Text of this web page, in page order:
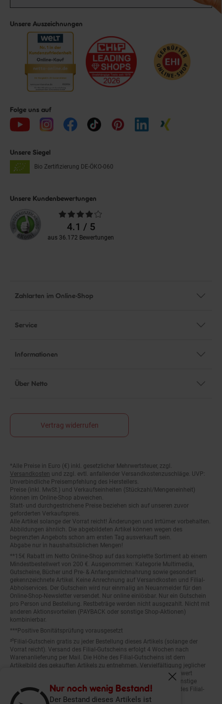
Nur noch wenig Bestand!
Der Bestand dieses Artikels ist
Fenster
Unsere Auszeichnungen
Folge uns auf
Unsere Siegel
Bio Zertifizierung DE-ÖKO-060
Unsere Kundenbewertungen
Durchschnittliche
Bewertungen4.1 / 5
aus 36.172 Bewertungen
Zahlarten im Online-Shop
Service
Informationen
Über Netto
Vertrag widerrufen
Fußnoten
*Alle Preise in Euro (€) inkl. gesetzlicher Mehrwertsteuer, zzgl.
Versandkostenund zzgl. evtl. anfallender Versandkostenzuschläge. UVP:
Unverbindliche Preisempfehlung des Herstellers.
Preise (inkl. MwSt.) und Verkaufseinheiten (Stückzahl/Mengeneinheit)
können im Online-Shop abweichen.
Statt- und durchgestrichene Preise beziehen sich auf unseren zuvor
geforderten Verkaufspreis.
Alle Artikel solange der Vorrat reicht! Änderungen und Irrtümer vorbehalten.
Abbildungen ähnlich. Die abgebildeten Artikel können wegen des
begrenzten Angebots schon am ersten Tag ausverkauft sein.
Abgabe nur in haushaltsüblichen Mengen!
**15€ Rabatt im Netto Online-Shop auf das komplette Sortiment ab einem
Mindestbestellwert von 200 €. Ausgenommen: Kategorie Multimedia,
Gutscheine, Bücher und Pre- & Anfangsmilchnahrung sowie gesondert
gekennzeichnete Artikel. Keine Anrechnung auf Versandkosten und Filial-
Abholservices. Der Gutschein wird nur einmalig an Neuanmelder für den
Online-Shop-Newsletter versendet. Nur online einlösbar. Nur ein Gutschein
pro Person und Bestellung. Restbeträge werden nicht ausgezahlt. Nicht mit
anderen Aktionsvorteilen (PAYBACK oder sonstige Shop-Aktionen)
kombinierbar.
***Positive Bonitätsprüfung vorausgesetzt
²⁰Filial-Gutschein gratis zu jeder Bestellung dieses Artikels (solange der
Vorrat reicht). Versand des Filial-Gutscheins erfolgt 4 Wochen nach
Warenanlieferung per Mail. Die Höhe des Filial-Gutscheins ist dem
Artikelbild des gekauften Artikels zu entnehmen. Vervielfältigung jeglicher
Art nicht gestattet. Der Filial-Gutschein ist ohne Mindesteinkaufswert
einlösbar. Nicht mit anderen Aktionsvorteilen (PAYBACK oder sonstige
Shop-Aktionen) kombinierbar. Der jeweilige Gültigkeitszeitraum des Filial-
Gutscheins ist darauf vermerkt.